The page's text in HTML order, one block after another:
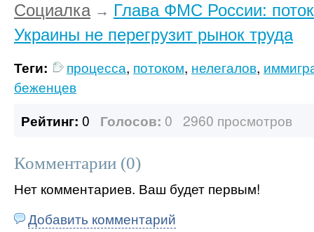
Социалка→ Глава ФМС России:
Украины не перегрузит рынок труда
Теги: процесса, потоком, нелегалов,
беженцев
Рейтинг: 0 Голосов: 0 2960 просмотров
Комментарии (0)
Нет комментариев. Ваш будет первым!
Добавить комментарий